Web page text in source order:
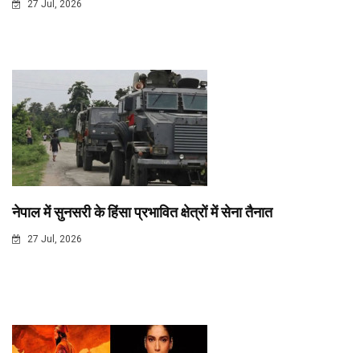
27 Jul, 2026
नेपाल में सुनसरी के हिंसा प्रभावित क्षेत्रों में सेना तैनात
27 Jul, 2026